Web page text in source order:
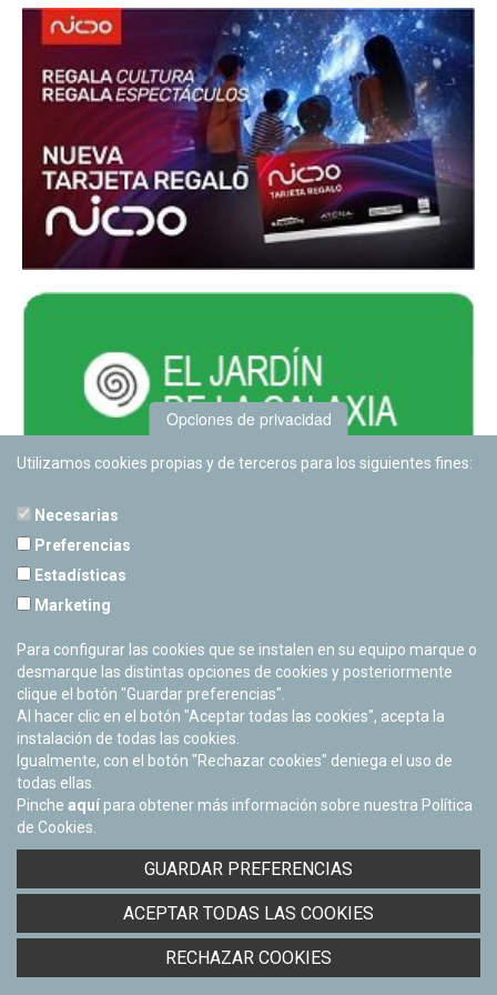
Cerrado Temporalmente
Facebook
Twitter
Youtube
Flickr
Política de privacidad y Aviso legal
Opciones de privacidad
Utilizamos cookies propias y de terceros para los siguientes fines:
Necesarias
Preferencias
Estadísticas
Marketing
Para configurar las cookies que se instalen en su equipo marque o
desmarque las distintas opciones de cookies y posteriormente
clique el botón "Guardar preferencias".
Al hacer clic en el botón "Aceptar todas las cookies", acepta la
instalación de todas las cookies.
Igualmente, con el botón "Rechazar cookies" deniega el uso de
todas ellas.
Pinche aquí para obtener más información sobre nuestra Política
de Cookies.
GUARDAR PREFERENCIAS
ACEPTAR TODAS LAS COOKIES
RECHAZAR COOKIES